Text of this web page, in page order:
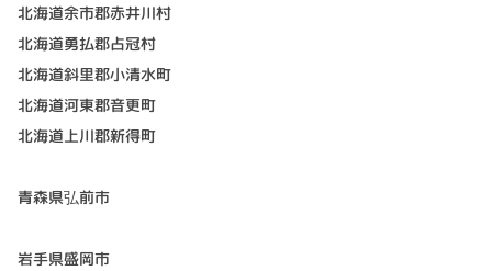
北海道余市郡赤井川村
北海道勇払郡占冠村
北海道斜里郡小清水町
北海道河東郡音更町
北海道上川郡新得町
青森県弘前市
岩手県盛岡市